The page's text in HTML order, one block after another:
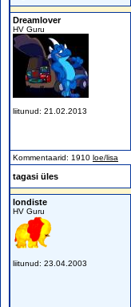
Dreamlover
HV Guru
liitunud: 21.02.2013
Kommentaarid: 1910 loe/lisa
tagasi üles
londiste
HV Guru
liitunud: 23.04.2003